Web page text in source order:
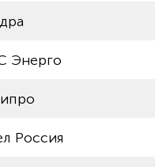
Энерго
Россия